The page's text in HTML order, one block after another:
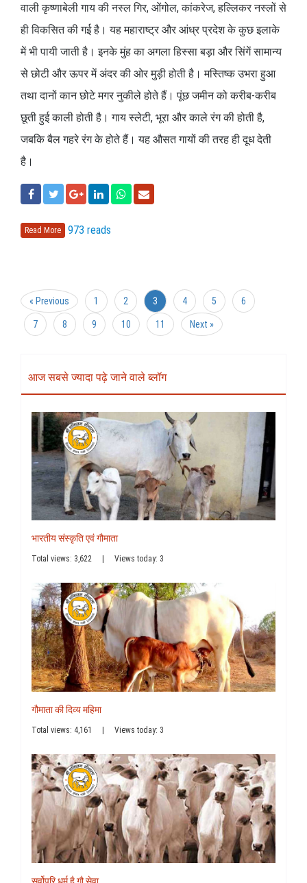
वाली कृष्णाबेली गाय की नस्ल गिर, ओंगोल, कांकरेज, हल्लिकर नस्लों से
ही विकसित की गई है। यह महाराष्ट्र और आंध्र प्रदेश के कुछ इलाके
में भी पायी जाती है। इनके मुंह का अगला हिस्सा बड़ा और सिंगें सामान्य
से छोटी और ऊपर में अंदर की ओर मुड़ी होती है। मस्तिष्क उभरा हुआ
तथा दानों कान छोटे मगर नुकीले होते हैं। पूंछ जमीन को करीब-करीब
छूती हुई काली होती है। गाय स्लेटी, भूरा और काले रंग की होती है,
जबकि बैल गहरे रंग के होते हैं। यह औसत गायों की तरह ही दूध देती
है।
Read More 973 reads
« Previous 1 2 3 4 5 6
7 8 9 10 11 Next »
आज सबसे ज्यादा पढ़े जाने वाले ब्लॉग
भारतीय संस्कृति एवं गौमाता
Total views: 3,622 Views today: 3
गौमाता की दिव्य महिमा
Total views: 4,161 Views today: 3